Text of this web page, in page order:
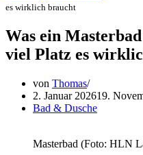
es wirklich braucht
Was ein
viel Platz es
von Thomas
2. Januar 202619.
Bad & Dusche
Masterbad (Foto: HLN